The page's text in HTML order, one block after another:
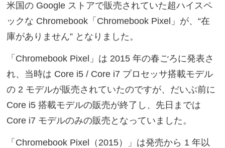
米国の Google ストアで販売されていた超ハイスペ
ックな Chromebook「Chromebook Pixel」が、“在
庫がありません” となりました。
「Chromebook Pixel」は 2015 年の春ごろに発表さ
れ、当時は Core i5 / Core i7 プロセッサ搭載モデル
の 2 モデルが販売されていたのですが、だいぶ前に
Core i5 搭載モデルの販売が終了し、先日までは
Core i7 モデルのみの販売となっていました。
「Chromebook Pixel（2015）」は発売から 1 年以